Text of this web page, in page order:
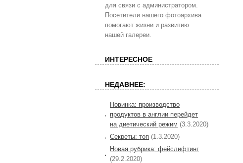
для связи с администратором.
Посетители нашего фотоархива
помогают жизни и развитию
нашей галереи.
ИНТЕРЕСНОЕ
НЕДАВНЕЕ:
Новинка: производство
продуктов в англии перейдет
на диетический режим (3.3.2020)
Секреты: топ (1.3.2020)
Новая рубрика: фейслифтинг
(29.2.2020)